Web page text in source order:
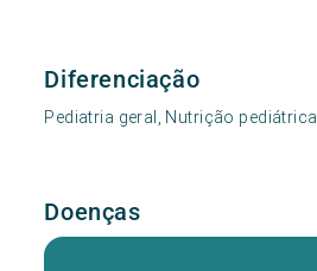
Diferenciação
Pediatria geral, Nutrição pediátrica
Doenças